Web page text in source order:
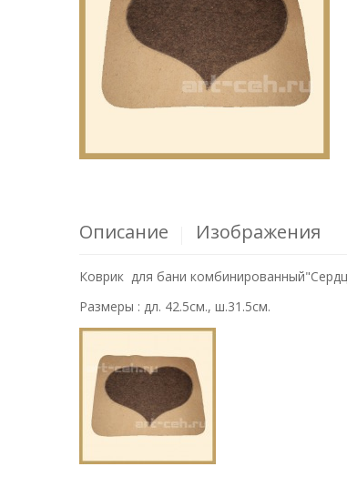
Описание Изображения
Коврик для бани
Размеры : дл. 42.5см., ш.31.5см.